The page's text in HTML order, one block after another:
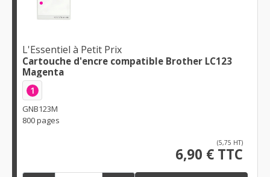
L'Essentiel à Petit Prix
Cartouche d'encre compatible Brother LC123
Magenta
1
GNB123M
800 pages
(5,75 HT)
6,90 € TTC